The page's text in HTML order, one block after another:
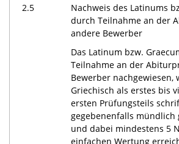
2.5
Nachweis des Latinums
durch Teilnahme an der
andere Bewerber
Das Latinum bzw.
Teilnahme an der
Bewerber nachgewiesen,
Griechisch als erstes bis
ersten Prüfungsteils
gegebenenfalls
und dabei mindestens 5
einfachen Wertung